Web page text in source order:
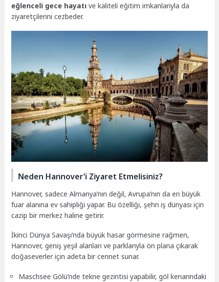
eğlenceli gece hayatı ve kaliteli eğitim imkanlarıyla da
ziyaretçilerini cezbeder.
Neden Hannover’i Ziyaret Etmelisiniz?
Hannover, sadece Almanya’nın değil, Avrupa’nın da en büyük
fuar alanına ev sahipliği yapar. Bu özelliği, şehri iş dünyası için
cazip bir merkez haline getirir.
İkinci Dünya Savaşı’nda büyük hasar görmesine rağmen,
Hannover, geniş yeşil alanları ve parklarıyla ön plana çıkarak
doğaseverler için adeta bir cennet sunar.
Maschsee Gölü’nde tekne gezintisi yapabilir, göl kenarındaki